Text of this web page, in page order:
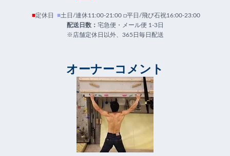
■定休日 ■土日/連休11:00-21:00 □平日/飛び石祝16:00-23:00
配送日数： 宅急便・メール便 1-3日
※店舗定休日以外、365日毎日配送
オーナーコメント